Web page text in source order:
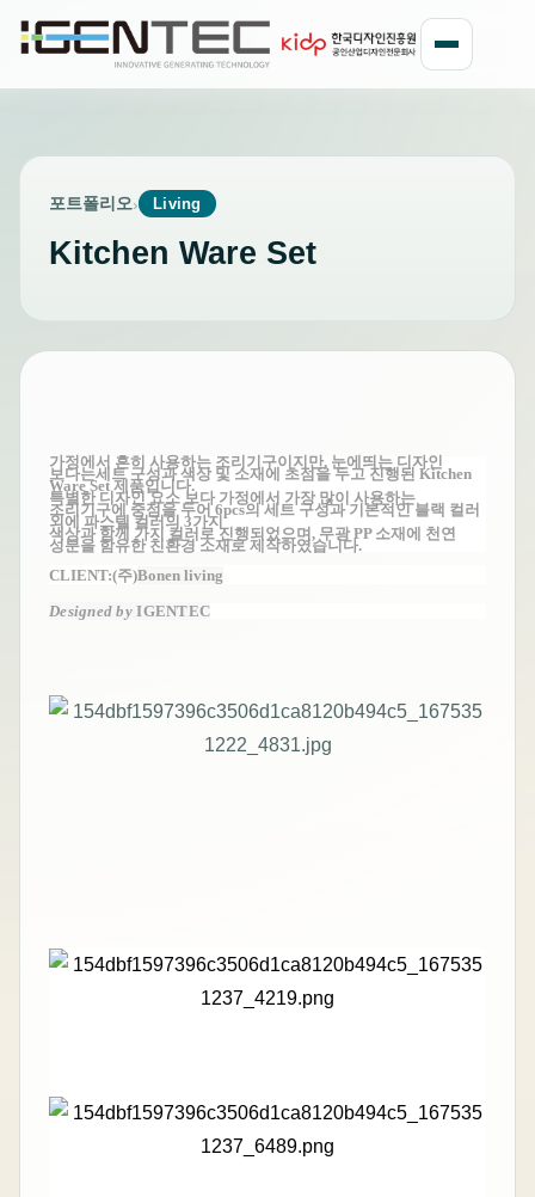
포트폴리오› Living
Kitchen Ware Set
가정에서 흔히 사용하는 조리기구이지만, 눈에띄는 디자인
보다는세트 구성과 색상 및 소재에 초점을 두고 진행된 Kitchen
Ware Set 제품입니다.
특별한 디자인 요소 보다 가정에서 가장 많이 사용하는
조리기구에 중점을 두어 6pcs의 세트 구성과 기본적인 블랙 컬러
외에 파스텔 컬러의 3가지
색상과 함께 가지 컬러로 진행되었으며, 무광 PP 소재에 천연
성분을 함유한 친환경 소재로 제작하였습니다.
CLIENT:(주)Bonen living
Designed byIGENTEC